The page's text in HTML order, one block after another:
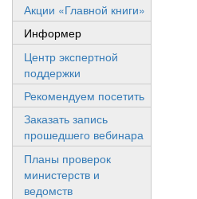
Акции «Главной книги»
Информер
Центр экспертной
поддержки
Рекомендуем посетить
Заказать запись
прошедшего вебинара
Планы проверок
министерств и
ведомств